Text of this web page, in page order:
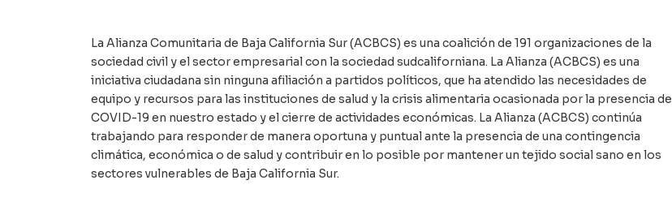
La Alianza Comunitaria de Baja California Sur (ACBCS) es una coalición de 191 organizaciones de la
sociedad civil y el sector empresarial con la sociedad sudcaliforniana. La Alianza (ACBCS) es una
iniciativa ciudadana sin ninguna afiliación a partidos políticos, que ha atendido las necesidades de
equipo y recursos para las instituciones de salud y la crisis alimentaria ocasionada por la presencia de
COVID-19 en nuestro estado y el cierre de actividades económicas. La Alianza (ACBCS) continúa
trabajando para responder de manera oportuna y puntual ante la presencia de una contingencia
climática, económica o de salud y contribuir en lo posible por mantener un tejido social sano en los
sectores vulnerables de Baja California Sur.